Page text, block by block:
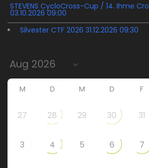
STEVENS CycloCross-Cup / 14. Ihme
03.10.2026 09:00
Silvester CTF 2026 31.12.2026 09:30
M D M D F
27 28 29 30 31
3 4 5 6 7